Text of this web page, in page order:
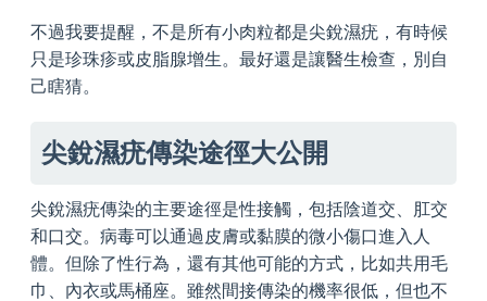
不過我要提醒，不是所有小肉粒都是尖銳濕疣，有時候
只是珍珠疹或皮脂腺增生。最好還是讓醫生檢查，別自
己瞎猜。
尖銳濕疣傳染途徑大公開
尖銳濕疣傳染的主要途徑是性接觸，包括陰道交、肛交
和口交。病毒可以通過皮膚或黏膜的微小傷口進入人
體。但除了性行為，還有其他可能的方式，比如共用毛
巾、內衣或馬桶座。雖然間接傳染的機率很低，但也不